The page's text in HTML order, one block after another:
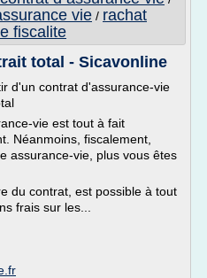
vie / rachat
fiscalite
total - Sicavonline
d'un contrat d'assurance-vie
vie est tout à fait
Néanmoins, fiscalement,
assurance-vie, plus vous êtes
du contrat, est possible à tout
frais sur les...